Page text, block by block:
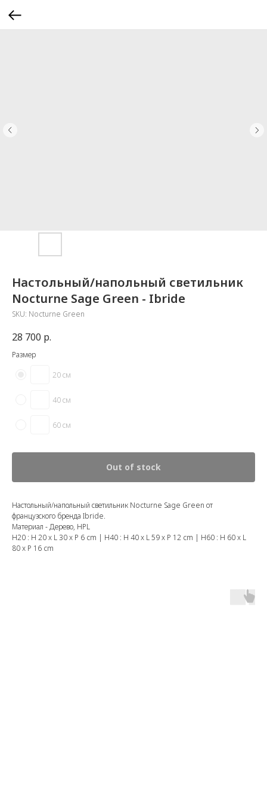
Настольный/напольный светильник
Nocturne Sage Green - Ibride
SKU: Nocturne Green
28 700 р.
Размер
20 см
40 см
60 см
Out of stock
Настольный/напольный светильник Nocturne Sage Green от
французского бренда Ibride.
Материал - Дерево, HPL
H20 : H 20 x L 30 x P 6 cm | H40 : H 40 x L 59 x P 12 cm | H60 : H 60 x L
80 x P 16 cm